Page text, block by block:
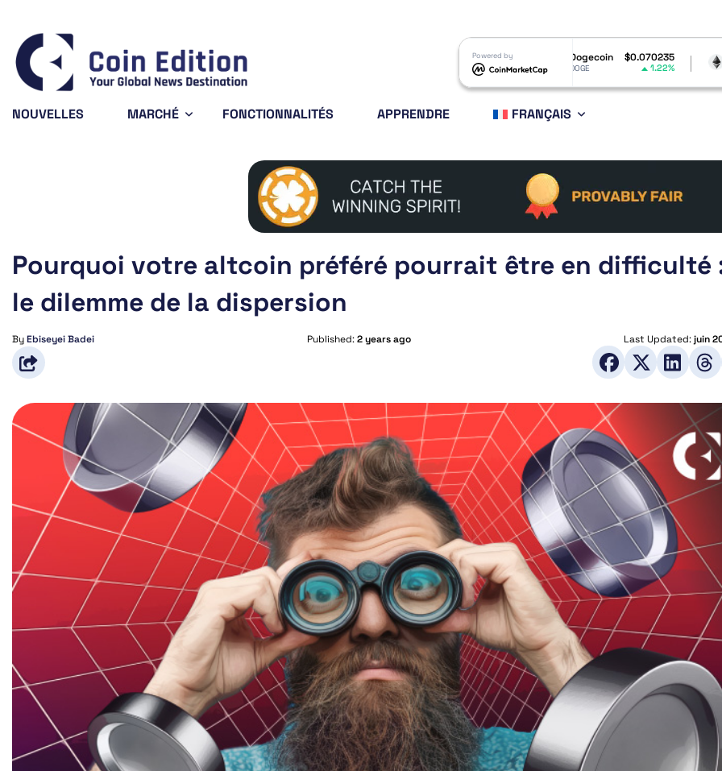
Powered by
Bitcoin $64,958.35
BTC
Dogecoin $0.070235
DOGE 1.22%
Ethereum
ETH
NOUVELLES MARCHÉ FONCTIONNALITÉS APPRENDRE FRANÇAIS
Pourquoi votre altcoin préféré pourrait être en difficulté
le dilemme de la dispersion
ByEbiseyei Badei Published:2 years ago Last Updated:juin